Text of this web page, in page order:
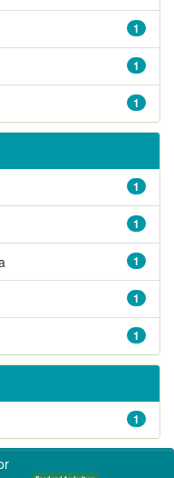
1
1
1
1
1
1
1
1
1